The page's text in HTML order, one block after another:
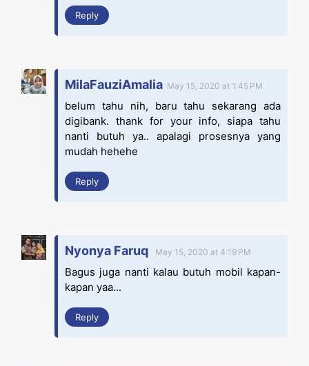
Reply
MilaFauziAmalia May 15, 2020 at 1:45 PM
belum tahu nih, baru tahu sekarang ada
digibank. thank for your info, siapa tahu
nanti butuh ya.. apalagi prosesnya yang
mudah hehehe
Reply
Nyonya Faruq May 15, 2020 at 4:19 PM
Bagus juga nanti kalau butuh mobil kapan-
kapan yaa...
Reply